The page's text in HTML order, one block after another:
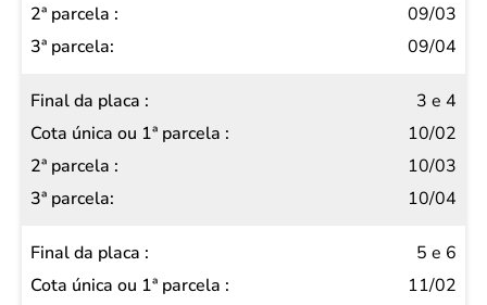
placa
Cota
ou 1ª
parcela
2ª
parcela
3ª
parcela
09/03
09/04
3 e 4
10/02
10/03
10/04
5 e 6
11/02